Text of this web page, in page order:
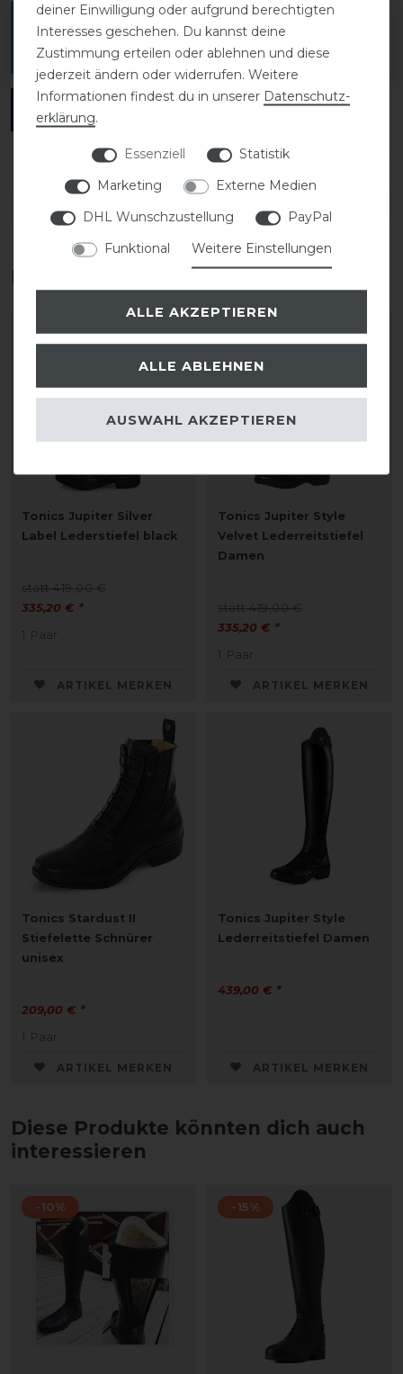
Melde dich an, um eine Kundenrezension zu
verfassen.
ANMELDEN
Das perfekte Zubehör für dich
-20%
Tonics Jupiter Silver
Label Lederstiefel black
statt 419,00 €
335,20 € *
1 Paar
ARTIKEL MERKEN
-20%
Tonics Jupiter Style
Velvet Lederreitstiefel
Damen
statt 419,00 €
335,20 € *
1 Paar
ARTIKEL MERKEN
Tonics Stardust II
Stiefelette Schnürer
unisex
209,00 € *
1 Paar
ARTIKEL MERKEN
Tonics Jupiter Style
Lederreitstiefel Damen
439,00 € *
ARTIKEL MERKEN
Diese Produkte könnten dich auch
interessieren
-10% -15%
deiner Einwilligung oder aufgrund berechtigten
Interesses geschehen. Du kannst deine
Zustimmung erteilen oder ablehnen und diese
jederzeit ändern oder widerrufen. Weitere
Informationen findest du in unserer Daten­schutz­
erklärung.
Essenziell
Statistik
Marketing
Externe Medien
DHL Wunschzustellung
PayPal
Funktional
Weitere Einstellungen
ALLE AKZEPTIEREN
ALLE ABLEHNEN
AUSWAHL AKZEPTIEREN